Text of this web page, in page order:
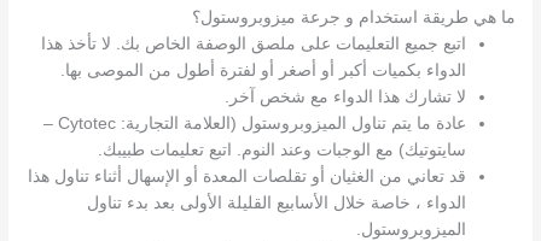
ما هي طريقة استخدام و جرعة ميزوبروستول؟
اتبع جميع التعليمات على ملصق الوصفة الخاص بك. لا تأخذ هذا
الدواء بكميات أكبر أو أصغر أو لفترة أطول من الموصى بها.
لا تشارك هذا الدواء مع شخص آخر.
عادة ما يتم تناول الميزوبروستول (العلامة التجارية: Cytotec –
سايتوتيك) مع الوجبات وعند النوم. اتبع تعليمات طبيبك.
قد تعاني من الغثيان أو تقلصات المعدة أو الإسهال أثناء تناول هذا
الدواء ، خاصة خلال الأسابيع القليلة الأولى بعد بدء تناول
الميزوبروستول.